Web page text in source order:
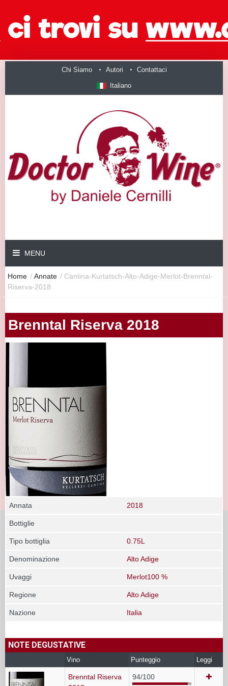
Chi Siamo Autori Contattaci
Italiano
MENU
Home / Annate / Cantina-Kurtatsch-Alto-Adige-Merlot-Brenntal-
Riserva-2018
Brenntal Riserva 2018
Annata 2018
Bottiglie
Tipo bottiglia 0.75L
Denominazione Alto Adige
Uvaggi Merlot100 %
Regione Alto Adige
Nazione Italia
NOTE DEGUSTATIVE
Vino Punteggio Leggi
Brenntal Riserva
94/100